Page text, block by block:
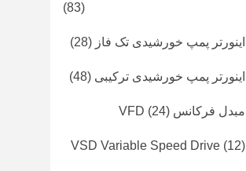
(83)
اینورتر پمپ خورشیدی تک فاز (28)
اینورتر پمپ خورشیدی ترکیبی (48)
مبدل فرکانس VFD (24)
VSD Variable Speed ​​Drive (12)